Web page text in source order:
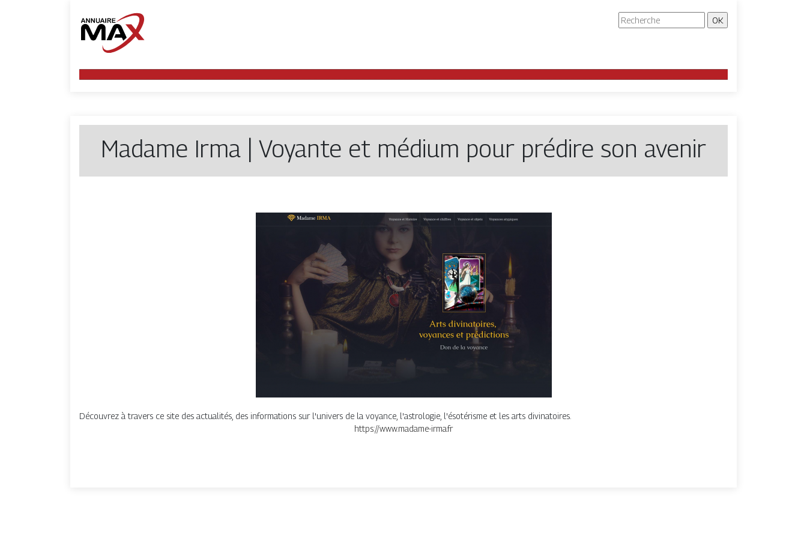
Madame Irma | Voyante et médium pour prédire son avenir
Découvrez à travers ce site des actualités, des informations sur l'univers de la voyance, l'astrologie, l'ésotérisme et les arts divinatoires.
https://www.madame-irma.fr